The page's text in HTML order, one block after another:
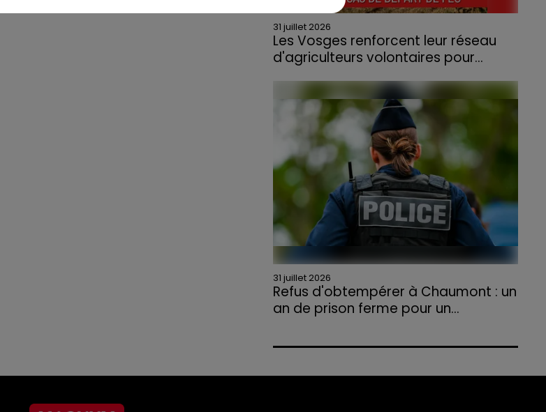
31 juillet 2026
Les Vosges renforcent leur réseau
d'agriculteurs volontaires pour...
départs de feu, la Chambre d'agriculture
des Vosges a lancé un appel aux
agriculteurs volontaires pour venir en aide...
31 juillet 2026
Refus d'obtempérer à Chaumont : un
an de prison ferme pour un...
l'annulation de son permis et la confiscation